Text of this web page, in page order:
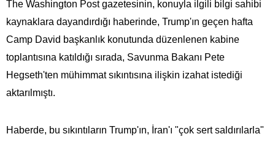
The Washington Post gazetesinin, konuyla ilgili bilgi sahibi
kaynaklara dayandırdığı haberinde, Trump'ın geçen hafta
Camp David başkanlık konutunda düzenlenen kabine
toplantısına katıldığı sırada, Savunma Bakanı Pete
Hegseth'ten mühimmat sıkıntısına ilişkin izahat istediği
aktarılmıştı.
Haberde, bu sıkıntıların Trump'ın, İran'ı "çok sert saldırılarla"